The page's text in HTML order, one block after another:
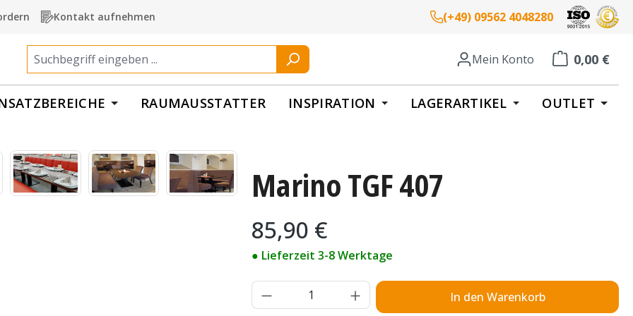
Kontakt aufnehmen (+49) 09562 4048280
Mein Konto 0,00 €
Warenkorb
RAUMAUSSTATTER INSPIRATION LAGERARTIKEL OUTLET
Marino TGF 407
Regulärer Preis:
85,90 €
● Lieferzeit 3-8 Werktage
Produkt Anzahl: Gib den gewünschten Wert
In den Warenkorb